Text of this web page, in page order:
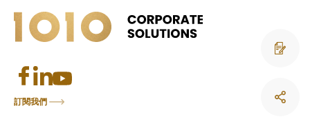
訂閱我們
聯絡我們